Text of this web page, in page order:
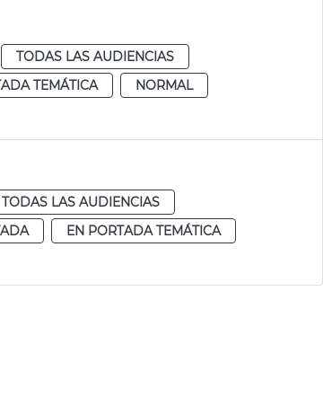
TODAS LAS AUDIENCIAS
TEMÁTICA
NORMAL
TODAS LAS AUDIENCIAS
EN PORTADA TEMÁTICA